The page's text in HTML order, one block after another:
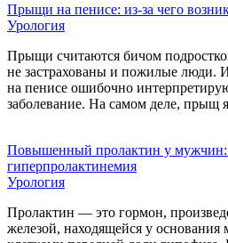
Прыщи на пенисе: из-за чего
Урология
Прыщи считаются бичом
не застрахованы и пожилые люди.
на пенисе ошибочно
заболевание. На самом деле, прыщ
Повышенный пролактин у мужчин:
гиперпролактинемия
Урология
Пролактин — это гормон,
железой, находящейся у основания